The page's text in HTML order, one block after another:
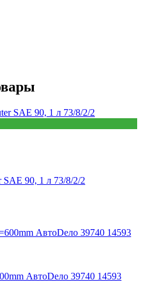
90, 1 л 73/8/2/2
АвтоDело 39740 14593